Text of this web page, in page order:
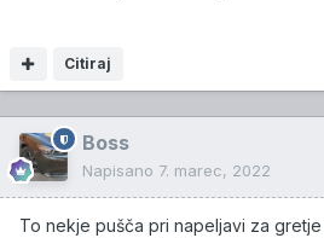
Citiraj
Boss
Napisano 7. marec, 2022
To nekje pušča pri napeljavi za